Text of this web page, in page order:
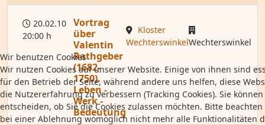
20.02.10
20:00 h
Vortrag
über
Valentin
Rathgeber
(1682-
1750).
Leben -
Werk -
Bedeutung
Kloster
WechterswinkelWechterswinkel
Wir benutzen Cookies
Wir nutzen Cookies auf unserer Website. Einige von ihnen sind
für den Betrieb der Seite, während andere uns helfen, diese
die Nutzererfahrung zu verbessern (Tracking Cookies). Sie
entscheiden, ob Sie die Cookies zulassen möchten. Bitte beachten
bei einer Ablehnung womöglich nicht mehr alle Funktionalitäten